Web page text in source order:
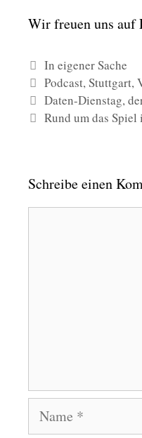
Wir freu­en uns auf
Kategorien
In eigener Sache
Schlagwörter
Podcast,Stuttgart,
Daten-Dienstag,
Rund um das
Schreibe einen
Kommentar
Name